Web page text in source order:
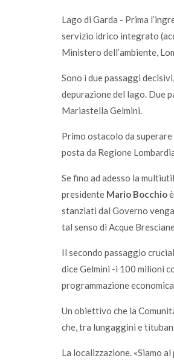
Lago di Garda - Prima
servizio idrico integrato
Ministero dell’ambiente,
Sono i due passaggi
depurazione del lago. Due
Mariastella Gelmini.
Primo ostacolo da
posta da Regione
Se fino ad adesso la
presidente Mario Bocchio
stanziati dal Governo
tal senso di Acque
Il secondo passaggio
dice Gelmini -i 100 milioni
programmazione
Un obiettivo che la
che, tra lungaggini e
La localizzazione. «Siamo